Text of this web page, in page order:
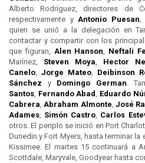
Alberto Rodríguez, directores de
respectivamente yAntonio Puesan,
quien se unió a la delegación en
contactar y compartir con los
que figuran, Alen Hanson, Neftali
Marínez, Steven Moya, Hector
Canelo, Jorge Mateo, Deibinson
Sánchez y Domingo German.
Santos, Fernando Abad, Eduardo
Cabrera,Abraham Almonte, José
Adames, Simón Castro, Carlos
otros. El periplo se inició en Port
Dunedin y Fort Myers, hasta terminar la
Kissimee. El martes 15 continuará a
Scottdale, Maryvale, Goodyear hasta